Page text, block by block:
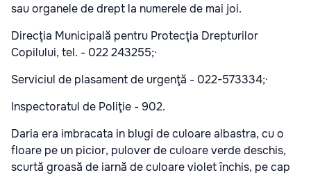
sau organele de drept la numerele de mai joi.
Direcţia Municipală pentru Protecţia Drepturilor
Copilului, tel. - 022 243255;·
Serviciul de plasament de urgenţă - 022-573334;·
Inspectoratul de Poliţie - 902.
Daria era imbracata in blugi de culoare albastra, cu o
floare pe un picior, pulover de culoare verde deschis,
scurtă groasă de iarnă de culoare violet închis, pe cap